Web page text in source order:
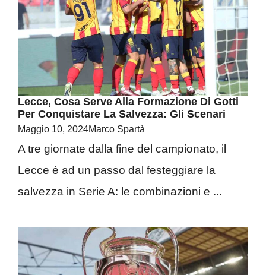
Lecce, Cosa Serve Alla Formazione Di Gotti
Per Conquistare La Salvezza: Gli Scenari
Maggio 10, 2024Marco Spartà
A tre giornate dalla fine del campionato, il
Lecce è ad un passo dal festeggiare la
salvezza in Serie A: le combinazioni e ...